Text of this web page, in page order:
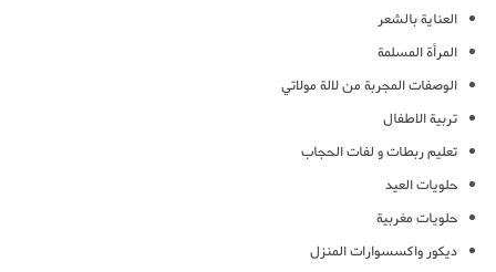
العناية بالشعر
المرأة المسلمة
الوصفات المجربة من لالة مولاتي
تربية الاطفال
تعليم ربطات و لفات الحجاب
حلويات العيد
حلويات مغربية
ديكور واكسسوارات المنزل